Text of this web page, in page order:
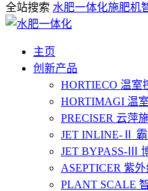
全站搜索 水肥一体化施肥机
主页
创新产品
HORTIECO 温室
HORTIMAGI 温
PRECISER 云萍
JET INLINE-Ⅱ
JET BYPASS-Ⅲ
ASEPTICER 紫
PLANT SCALE